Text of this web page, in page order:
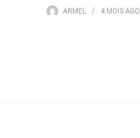
ARMEL 4 MOISAGO